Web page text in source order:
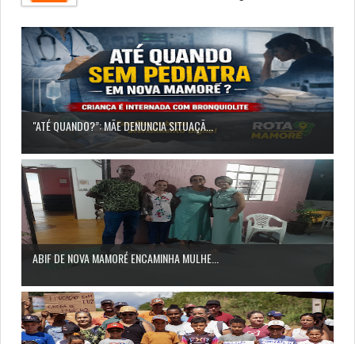
"ATÉ QUANDO?”: MÃE DENUNCIA SITUAÇÃ...
ABIF DE NOVA MAMORÉ ENCAMINHA MULHE...